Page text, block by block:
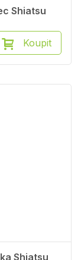
Shiatsu
Koupit
Shiatsu